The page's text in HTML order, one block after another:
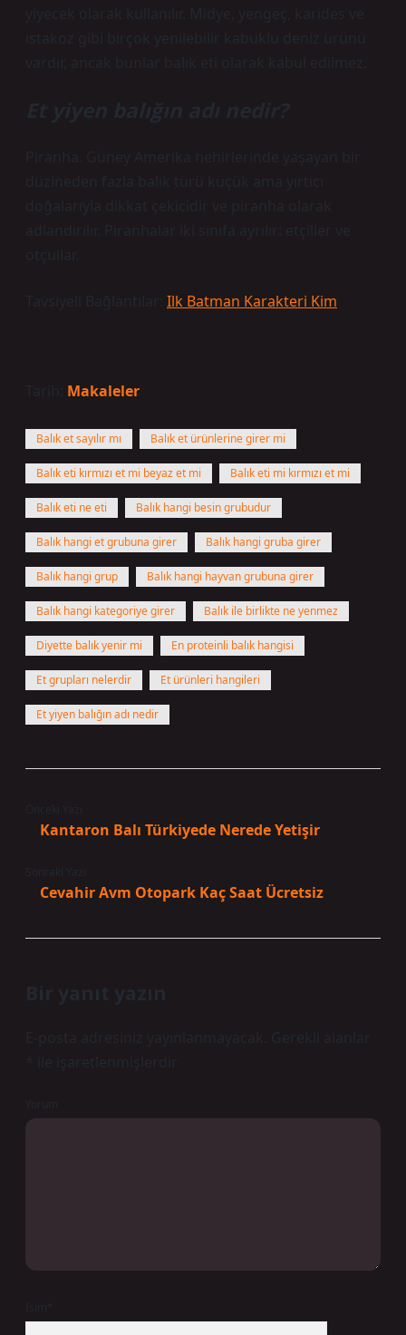
yiyecek olarak kullanılır. Midye, yengeç, karides ve
ıstakoz gibi birçok yenilebilir kabuklu deniz ürünü
vardır, ancak bunlar balık eti olarak kabul edilmez.
Et yiyen balığın adı nedir?
Piranha. Güney Amerika nehirlerinde yaşayan bir
düzineden fazla balık türü küçük ama yırtıcı
doğalarıyla dikkat çekicidir ve piranha olarak
adlandırılır. Piranhalar iki sınıfa ayrılır: etçiller ve
otçullar.
Tavsiyeli Bağlantılar: Ilk Batman Karakteri Kim
Tarih: Makaleler
Balık et sayılır mı Balık et ürünlerine girer mi
Balık eti kırmızı et mi beyaz et mi Balık eti mi kırmızı et mi
Balık eti ne eti Balık hangi besin grubudur
Balık hangi et grubuna girer Balık hangi gruba girer
Balık hangi grup Balık hangi hayvan grubuna girer
Balık hangi kategoriye girer Balık ile birlikte ne yenmez
Diyette balık yenir mi En proteinli balık hangisi
Et grupları nelerdir Et ürünleri hangileri
Et yiyen balığın adı nedir
Kantaron Balı Türkiyede Nerede Yetişir
Cevahir Avm Otopark Kaç Saat Ücretsiz
Bir yanıt yazın
E-posta adresiniz yayınlanmayacak.
Gerekli alanlar
ile işaretlenmişlerdir